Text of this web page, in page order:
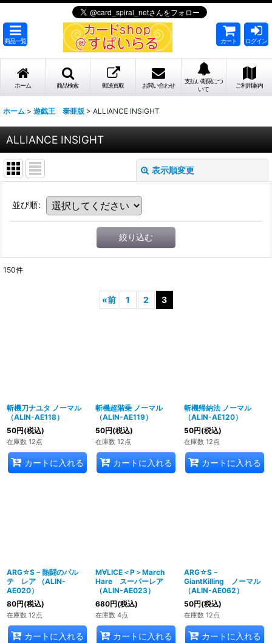
商品一覧 カート ログイン
ホーム 商品検索 郵送買取 お問い合わせ
支払い期限につ
いて
ご利用案内
ホーム > 遊戯王 泰亜版 > ALLIANCE INSIGHT
ALLIANCE INSIGHT
表示順変更
並び順:
絞り込む
150件
«前 1 2 3
斬機刀ナユタ ノーマル
（ALIN-AE118）
50円(税込)
在庫数 12点
カートに入れる
斬機超階乗 ノーマル
（ALIN-AE119）
50円(税込)
在庫数 12点
カートに入れる
斬機帰納法 ノーマル
（ALIN-AE120）
50円(税込)
在庫数 12点
カートに入れる
ARG☆S－熱闘のパル
テ レア （ALIN-
AE020）
80円(税込)
在庫数 12点
カートに入れる
M∀LICE＜P＞March
Hare スーパーレア
（ALIN-AE023）
680円(税込)
在庫数 4点
カートに入れる
ARG☆S－
GiantKilling ノーマル
（ALIN-AE062）
50円(税込)
在庫数 12点
カートに入れる